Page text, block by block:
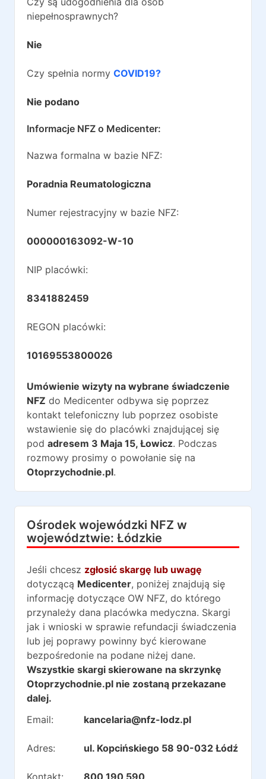
niepełnosprawnych?
Nie
Czy spełnia normy COVID19?
Nie podano
Informacje NFZ o Medicenter:
Nazwa formalna w bazie NFZ:
Poradnia Reumatologiczna
Numer rejestracyjny w bazie NFZ:
000000163092-W-10
NIP placówki:
8341882459
REGON placówki:
10169553800026
Umówienie wizyty na wybrane świadczenie
NFZ do Medicenter odbywa się poprzez
kontakt telefoniczny lub poprzez osobiste
wstawienie się do placówki znajdującej się
pod adresem 3 Maja 15, Łowicz. Podczas
rozmowy prosimy o powołanie się na
Otoprzychodnie.pl.
Ośrodek wojewódzki NFZ w
województwie: Łódzkie
Jeśli chcesz zgłosić skargę lub uwagę
dotyczącą Medicenter, poniżej znajdują się
informację dotyczące OW NFZ, do którego
przynależy dana placówka medyczna. Skargi
jak i wnioski w sprawie refundacji świadczenia
lub jej poprawy powinny być kierowane
bezpośredonie na podane niżej dane.
Wszystkie skargi skierowane na skrzynkę
Otoprzychodnie.pl nie zostaną przekazane
dalej.
Email:
kancelaria@nfz-lodz.pl
Adres: ul. Kopcińskiego 58 90-032 Łódź
Kontakt: 800 190 590